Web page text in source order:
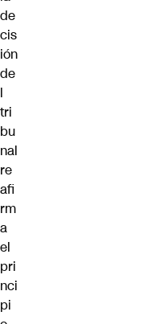
de
cis
ión
de
l
tri
bu
nal
re
afi
rm
a
el
pri
nci
pi